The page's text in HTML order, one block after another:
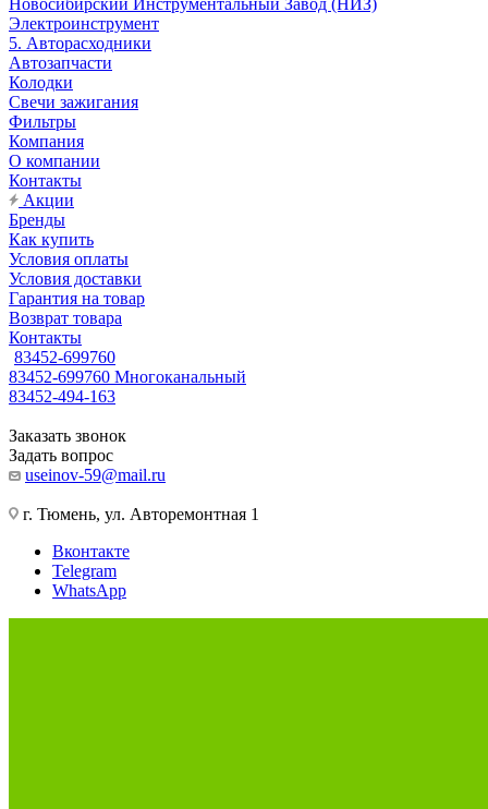
Новосибирский Инструментальный Завод (НИЗ)
Электроинструмент
5. Авторасходники
Автозапчасти
Колодки
Свечи зажигания
Фильтры
Компания
О компании
Контакты
Акции
Бренды
Как купить
Условия оплаты
Условия доставки
Гарантия на товар
Возврат товара
Контакты
83452-699760
83452-699760 Многоканальный
83452-494-163
Заказать звонок
Задать вопрос
useinov-59@mail.ru
г. Тюмень, ул. Авторемонтная 1
Вконтакте
Telegram
WhatsApp